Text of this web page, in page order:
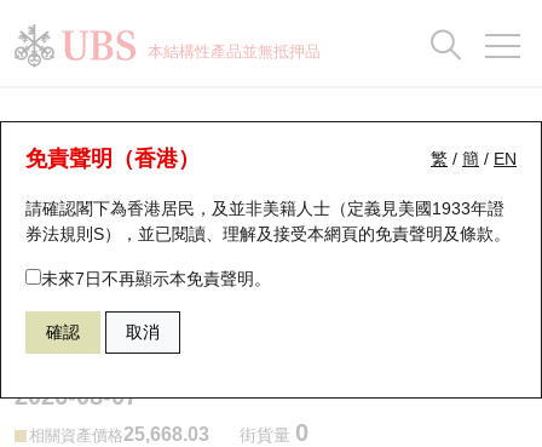
本結構性產品並無抵押品
繁 / 簡 / EN
免責聲明（香港）
請確認閣下為香港居民，及並非美籍人士（定義見美國1933年證
券法規則S），並已閱讀、理解及接受本網頁的免責聲明及條款。
未來7日不再顯示本免責聲明。
確認 取消
牛熊證分析儀
表現 街貨統計 比較
67438 瑞銀牛證 HSI 恒生指數
2026-08-07
相關資產價格25,668.03 街貨量 0
瑞銀認股證一覽
新發行瑞銀認股證
即將到期認股證
認股證到期結算價查詢
認股證分析儀
街貨統計
比較
牛熊全景快搜
牛熊證搜尋
牛熊證街貨分佈圖
正股牛熊證列表
新發行瑞銀牛熊證
街貨統計
比較
十大升幅/跌幅
十大認股證成交分佈
十天股證佔大市成交
資金流
街貨統計
正股分析儀
二十大活躍股份
恒指成份股
國指成份股
科指成份股
持股比重
顯示所有持股比重
每月輪證大市專題
輪證專欄
講座及教育短片
認股證投資者教育
牛熊證投資者教育